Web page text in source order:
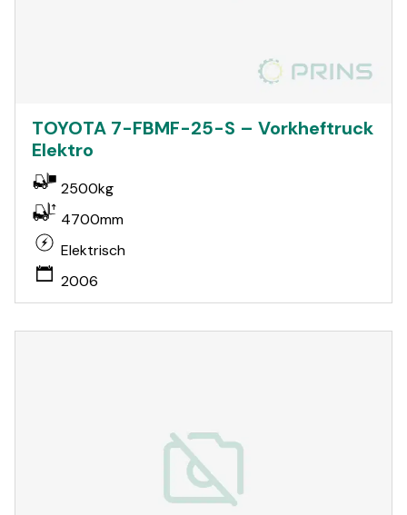
TOYOTA 7-FBMF-25-S – Vorkheftruck
Elektro
2500kg
4700mm
Elektrisch
2006